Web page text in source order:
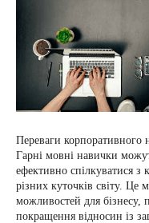
Переваги корпоративного
Гарні мовні навички
ефективно спілкуватися з
різних куточків світу.
можливостей для бізнесу,
покращення відносин із